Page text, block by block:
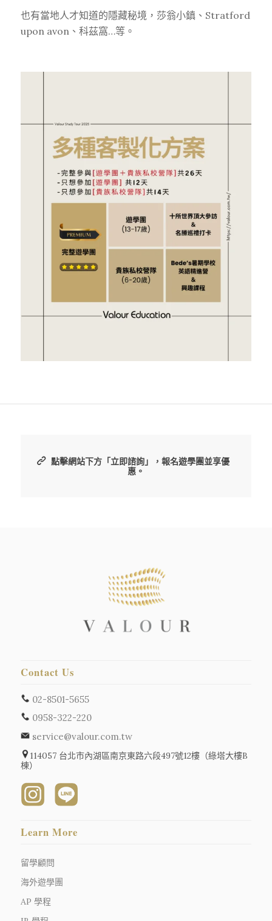
也有當地人才知道的隱藏秘境，莎翁小鎮、Stratford
upon avon、科茲窩…等。
點擊網站下方「立即諮詢」，報名遊學團並享優
惠。
Contact Us
02-8501-5655
0958-322-220
service@valour.com.tw
114057 台北市內湖區南京東路六段497號12樓（綠塔大樓B
棟）
Learn More
留學顧問
海外遊學團
AP 學程